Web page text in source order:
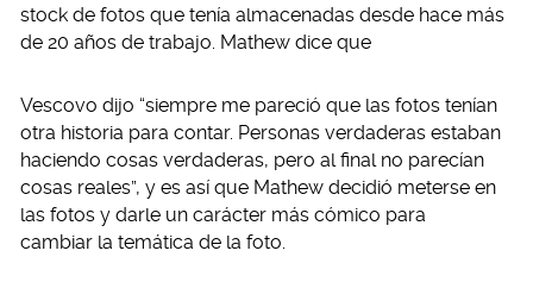
stock de fotos que tenía almacenadas desde hace más
de 20 años de trabajo. Mathew dice que
Vescovo dijo “siempre me pareció que las fotos tenían
otra historia para contar. Personas verdaderas estaban
haciendo cosas verdaderas, pero al final no parecían
cosas reales”, y es así que Mathew decidió meterse en
las fotos y darle un carácter más cómico para
cambiar la temática de la foto.